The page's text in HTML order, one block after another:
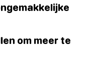
om meer te